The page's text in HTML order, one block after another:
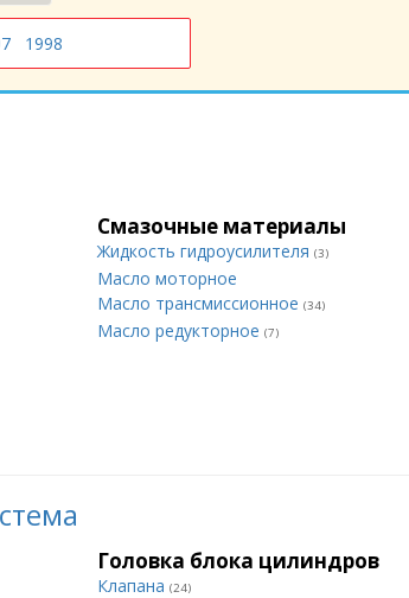
1998
Смазочные материалы
Жидкость гидроусилителя (3)
Масло моторное
Масло трансмиссионное (34)
Масло редукторное (7)
Головка блока цилиндров
Клапана (24)